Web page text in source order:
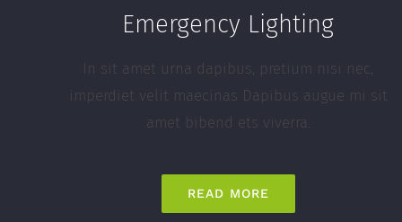
Emergency Lighting
In sit amet urna dapibus, pretium nisi nec,
imperdiet velit maecinas Dapibus augue mi sit
amet bibend ets viverra.
READ MORE